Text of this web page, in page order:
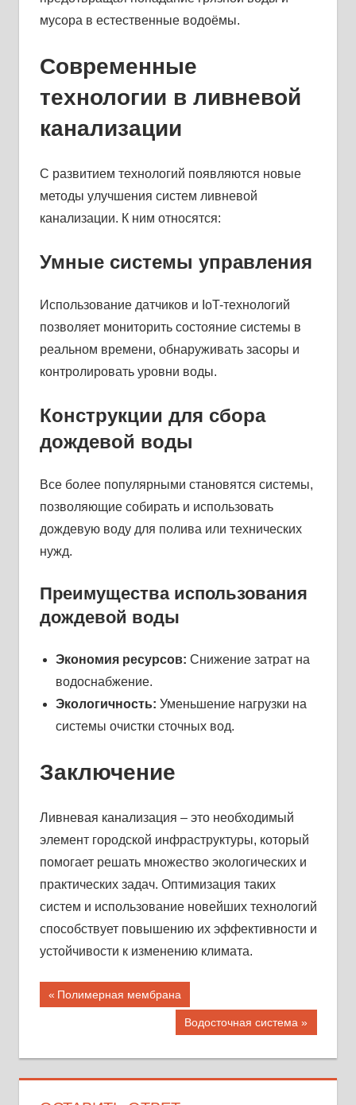
мусора в естественные водоёмы.
Современные
технологии в ливневой
канализации
С развитием технологий появляются новые
методы улучшения систем ливневой
канализации. К ним относятся:
Умные системы управления
Использование датчиков и IoT-технологий
позволяет мониторить состояние системы в
реальном времени, обнаруживать засоры и
контролировать уровни воды.
Конструкции для сбора
дождевой воды
Все более популярными становятся системы,
позволяющие собирать и использовать
дождевую воду для полива или технических
нужд.
Преимущества использования
дождевой воды
Экономия ресурсов: Снижение затрат на
водоснабжение.
Экологичность: Уменьшение нагрузки на
системы очистки сточных вод.
Заключение
Ливневая канализация – это необходимый
элемент городской инфраструктуры, который
помогает решать множество экологических и
практических задач. Оптимизация таких
систем и использование новейших технологий
способствует повышению их эффективности и
устойчивости к изменению климата.
Навигация
записям
Предыдущая
Полимерная мембрана
Следующая
Водосточная система